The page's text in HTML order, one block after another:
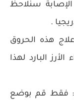
سنلاحظ
.
هذه الحروق
البارد لهذا
فقط قم بوضع